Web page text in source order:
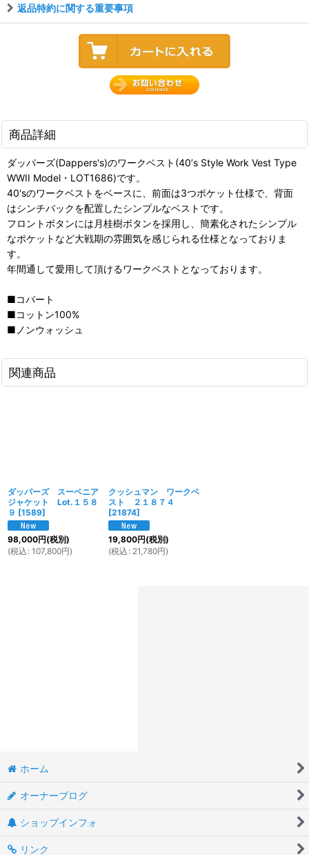
返品特約に関する重要事項
商品詳細
ダッパーズ(Dappers's)のワークベスト(40’s Style Work Vest Type
WWII Model・LOT1686)です。
40'sのワークベストをベースに、前面は3つポケット仕様で、背面
はシンチバックを配置したシンプルなベストです。
フロントボタンには月桂樹ボタンを採用し、簡素化されたシンプル
なポケットなど大戦期の雰囲気を感じられる仕様となっておりま
す。
年間通して愛用して頂けるワークベストとなっております。
■コバート
■コットン100%
■ノンウォッシュ
関連商品
ダッパーズ スーベニア
ジャケット Lot.１５８
９ [1589]
98,000円(税別)
(税込 : 107,800円)
クッシュマン ワークベ
スト ２１８７４
[21874]
19,800円(税別)
(税込 : 21,780円)
ホーム
オーナーブログ
ショップインフォ
リンク